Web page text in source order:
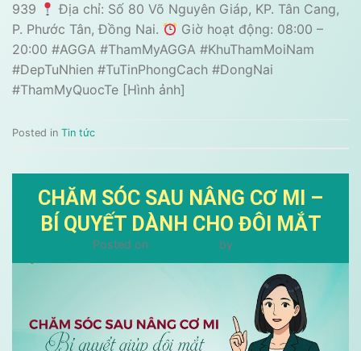
939
Địa chỉ: Số 80 Võ Nguyên Giáp, KP. Tân Cang,
P. Phước Tân, Đồng Nai.
Giờ hoạt động: 08:00 –
20:00 #AGGA #ThamMyAGGA #KhuThamMoiNam
#DepTuNhien #TuTinPhongCach #DongNai
#ThamMyQuocTe [Hình ảnh]
Posted in Tin tức
CHĂM SÓC SAU NÂNG CƠ MI –
BÍ QUYẾT DÀNH CHO ĐÔI MẮT
Posted on by